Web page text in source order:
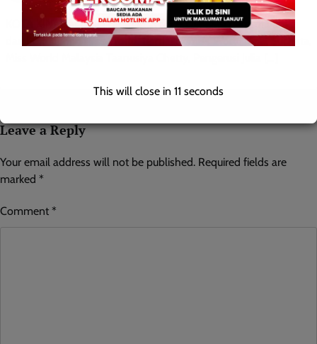
KOTA KINABALU: 10 Februari 2026 – Delegasi berprofil tinggi
dari Pertubuhan Miss World, termasuk Miss World Opal Suchata,
Leave a Reply
Your email address will not be published. Required fields are
marked *
Comment *
This will close in 10 seconds